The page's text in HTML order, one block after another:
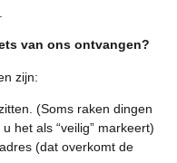
van ons ontvangen?
zijn:
(Soms raken dingen
het als “veilig” markeert)
(dat overkomt de